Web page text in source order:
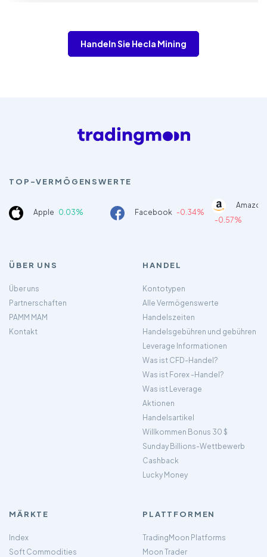
Handeln Sie Hecla Mining
TOP-VERMÖGENSWERTE
Apple 0.03% Facebook -0.34%
-0.57%
ÜBER UNS
Über uns
Partnerschaften
PAMM MAM
Kontakt
HANDEL
Kontotypen
Alle Vermögenswerte
Handelszeiten
Handelsgebühren und gebühren
Leverage Informationen
Was ist CFD-Handel?
Was ist Forex -Handel?
Was ist Leverage
Aktionen
Handelsartikel
Willkommen Bonus 30 $
Sunday Billions-Wettbewerb
Cashback
Lucky Money
MÄRKTE
Index
Soft Commodities
PLATTFORMEN
TradingMoon Platforms
Moon Trader